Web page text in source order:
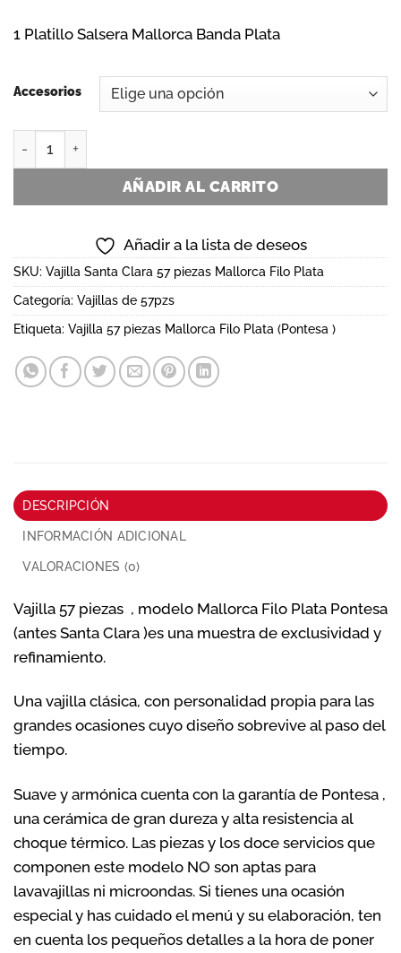
1 Platillo Salsera Mallorca Banda Plata
Accesorios
AÑADIR AL CARRITO
Añadir a la lista de deseos
SKU: Vajilla Santa Clara 57 piezas Mallorca Filo Plata
Categoría: Vajillas de 57pzs
Etiqueta: Vajilla 57 piezas Mallorca Filo Plata (Pontesa )
DESCRIPCIÓN
INFORMACIÓN ADICIONAL
VALORACIONES (0)
Vajilla 57 piezas , modelo Mallorca Filo Plata Pontesa
(antes Santa Clara )es una muestra de exclusividad y
refinamiento.
Una vajilla clásica, con personalidad propia para las
grandes ocasiones cuyo diseño sobrevive al paso del
tiempo.
Suave y armónica cuenta con la garantía de Pontesa ,
una cerámica de gran dureza y alta resistencia al
choque térmico. Las piezas y los doce servicios que
componen este modelo NO son aptas para
lavavajillas ni microondas. Si tienes una ocasión
especial y has cuidado el menú y su elaboración, ten
en cuenta los pequeños detalles a la hora de poner